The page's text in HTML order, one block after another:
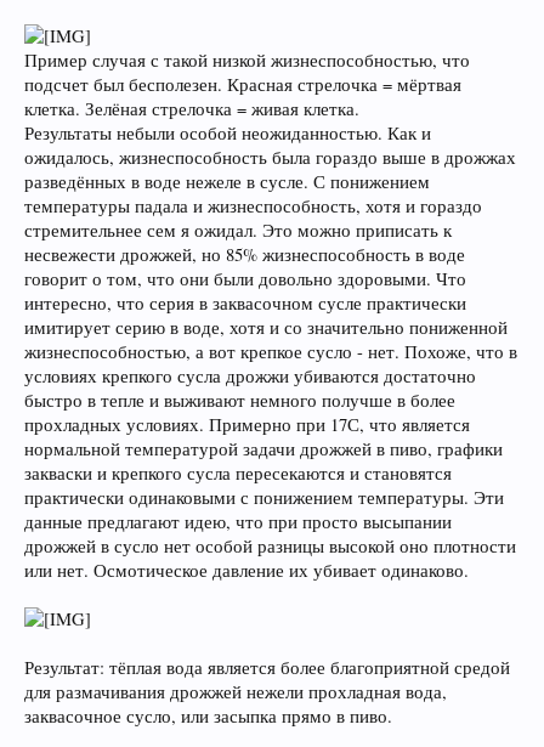
Пример случая с такой низкой жизнеспособностью, что
подсчет был бесполезен. Красная стрелочка = мёртвая
клетка. Зелёная стрелочка = живая клетка.
Результаты небыли особой неожиданностью. Как и
ожидалось, жизнеспособность была гораздо выше в дрожжах
разведённых в воде нежеле в сусле. С понижением
температуры падала и жизнеспособность, хотя и гораздо
стремительнее сем я ожидал. Это можно приписать к
несвежести дрожжей, но 85% жизнеспособность в воде
говорит о том, что они были довольно здоровыми. Что
интересно, что серия в заквасочном сусле практически
имитирует серию в воде, хотя и со значительно пониженной
жизнеспособностью, а вот крепкое сусло - нет. Похоже, что в
условиях крепкого сусла дрожжи убиваются достаточно
быстро в тепле и выживают немного получше в более
прохладных условиях. Примерно при 17С, что является
нормальной температурой задачи дрожжей в пиво, графики
закваски и крепкого сусла пересекаются и становятся
практически одинаковыми с понижением температуры. Эти
данные предлагают идею, что при просто высыпании
дрожжей в сусло нет особой разницы высокой оно плотности
или нет. Осмотическое давление их убивает одинаково.
Результат: тёплая вода является более благоприятной средой
для размачивания дрожжей нежели прохладная вода,
заквасочное сусло, или засыпка прямо в пиво.